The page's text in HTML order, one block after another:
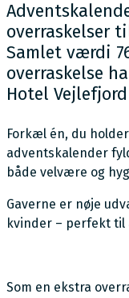
overraskelser
Samlet værdi
overraskelse
Hotel
Forkæl én, du
adventskalender
både velvære og
Gaverne er nøje
kvinder – perfekt til
Som en ekstra